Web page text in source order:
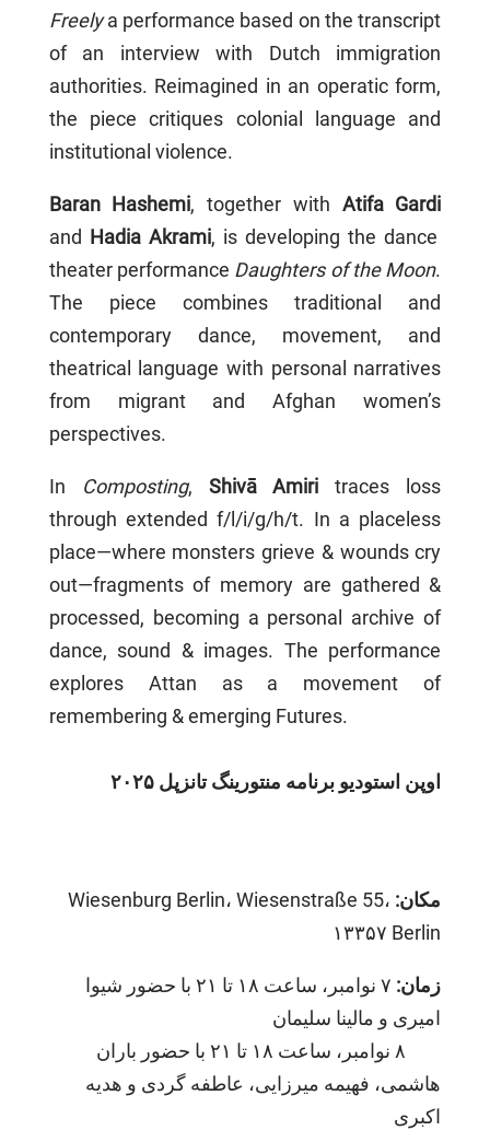
Freelya performance based on the transcript
of an interview with Dutch immigration
authorities. Reimagined in an operatic form,
the piece critiques colonial language and
institutional violence.
Baran Hashemi, together with Atifa Gardi
and Hadia Akrami, is developing the dance
theater performance Daughters of the Moon.
The piece combines traditional and
contemporary dance, movement, and
theatrical language with personal narratives
from migrant and Afghan women’s
perspectives.
In Composting, Shivā Amiri traces loss
through extended f/l/i/g/h/t. In a placeless
place—where monsters grieve & wounds cry
out—fragments of memory are gathered &
processed, becoming a personal archive of
dance, sound & images. The performance
explores Attan as a movement of
remembering & emerging Futures.
اوپن استودیو برنامه منتورینگ تانزپل ۲۰۲۵
مکان: Wiesenburg Berlin، Wiesenstraße 55،
۱۳۳۵۷ Berlin
زمان:
۷ نوامبر، ساعت ۱۸ تا ۲۱ با حضور شیوا
امیری و مالینا سلیمان
۸ نوامبر، ساعت ۱۸ تا ۲۱ با حضور باران
هاشمی، فهیمه میرزایی، عاطفه گردی و هدیه
اکبری